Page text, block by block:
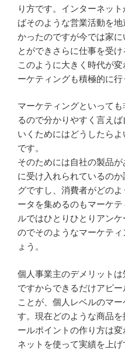
り方です。インターネッ
ばそのような営業活動を
かったのですが今では家
とができさらに仕事を受け
このように大きく時代が
ーケティングも積極的に行
マーケティングといって
るので分かりやすく言え
いくためにはどうしたら
です。
そのためには自社の製品
に受け入れられているの
グですし、消費者がどの
ータを集めるのもマーケ
ルではひとりひとりアン
のでそのようなマーケテ
ょう。
個人事業主のデメリットは
ですからできるだけアピ
ことが、個人レベルのマ
す。現在どのような商品
ールポイントの作り方は
ネットを使って実績を上